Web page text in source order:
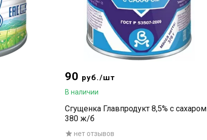
90 руб./шт
В наличии
Сгущенка Главпродукт 8,5% с сахаром
380 ж/б
нет отзывов